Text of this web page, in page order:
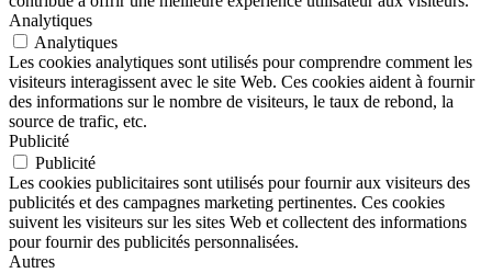
Analytiques
Analytiques
Les cookies analytiques sont utilisés pour comprendre comment les
visiteurs interagissent avec le site Web. Ces cookies aident à fournir
des informations sur le nombre de visiteurs, le taux de rebond, la
source de trafic, etc.
Publicité
Publicité
Les cookies publicitaires sont utilisés pour fournir aux visiteurs des
publicités et des campagnes marketing pertinentes. Ces cookies
suivent les visiteurs sur les sites Web et collectent des informations
pour fournir des publicités personnalisées.
Autres